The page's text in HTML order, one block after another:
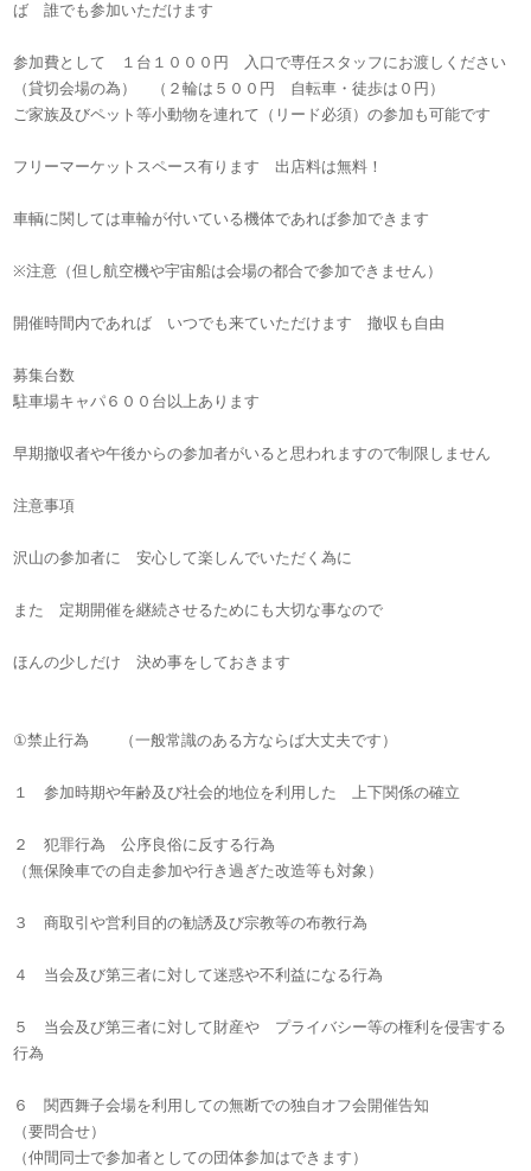
ば 誰でも参加いただけます
参加費として １台１０００円 入口で専任スタッフにお渡しください
（貸切会場の為） （２輪は５００円 自転車・徒歩は０円）
ご家族及びペット等小動物を連れて（リード必須）の参加も可能です
フリーマーケットスペース有ります 出店料は無料！
車輌に関しては車輪が付いている機体であれば参加できます
※注意（但し航空機や宇宙船は会場の都合で参加できません）
開催時間内であれば いつでも来ていただけます 撤収も自由
募集台数
駐車場キャパ６００台以上あります
早期撤収者や午後からの参加者がいると思われますので制限しません
注意事項
沢山の参加者に 安心して楽しんでいただく為に
また 定期開催を継続させるためにも大切な事なので
ほんの少しだけ 決め事をしておきます
①禁止行為 （一般常識のある方ならば大丈夫です）
１ 参加時期や年齢及び社会的地位を利用した 上下関係の確立
２ 犯罪行為 公序良俗に反する行為
（無保険車での自走参加や行き過ぎた改造等も対象）
３ 商取引や営利目的の勧誘及び宗教等の布教行為
４ 当会及び第三者に対して迷惑や不利益になる行為
５ 当会及び第三者に対して財産や プライバシー等の権利を侵害する
行為
６ 関西舞子会場を利用しての無断での独自オフ会開催告知
（要問合せ）
（仲間同士で参加者としての団体参加はできます）